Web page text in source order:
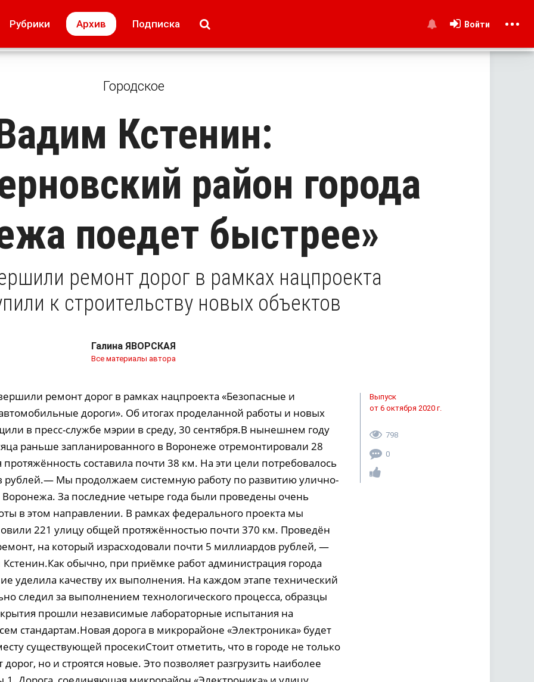
Рубрики Архив Подписка Войти
МОЁ! Плюс Липецк
Образование + карьера
Свадьба недели
Городское
Кстенин:
район города
поедет быстрее»
ремонт дорог в рамках нацпроекта
к строительству новых объектов
Галина ЯВОРСКАЯ
Все материалы автора
ремонт дорог в рамках нацпроекта «Безопасные и
дороги». Об итогах проделанной работы и новых
в пресс-службе мэрии в среду, 30 сентября.В нынешнем году
раньше запланированного в Воронеже отремонтировали 28
составила почти 38 км. На эти цели потребовалось
рублей.— Мы продолжаем системную работу по развитию улично-
За последние четыре года были проведены очень
в этом направлении. В рамках федерального проекта мы
221 улицу общей протяжённостью почти 370 км. Проведён
на который израсходовали почти 5 миллиардов рублей, —
обычно, при приёмке работ администрация города
уделила качеству их выполнения. На каждом этапе технический
следил за выполнением технологического процесса, образцы
прошли независимые лабораторные испытания на
стандартам.Новая дорога в микрорайоне «Электроника» будет
существующей просекиСтоит отметить, что в городе не только
но и строятся новые. Это позволяет разгрузить наиболее
Выпуск
от 6 октября 2020 г.
798
0